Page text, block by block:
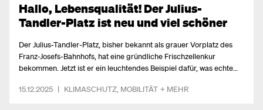
Hallo, Lebensqualität! Der Julius-
Tandler-Platz ist neu und viel schöner
Der Julius-Tandler-Platz, bisher bekannt als grauer Vorplatz des
Franz-Josefs-Bahnhofs, hat eine gründliche Frischzellenkur
bekommen. Jetzt ist er ein leuchtendes Beispiel dafür, was echte
15.12.2025 | KLIMASCHUTZ MOBILITÄT + MEHR